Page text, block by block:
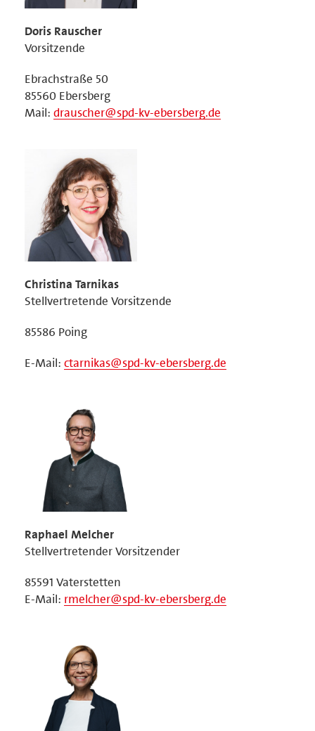
Doris Rauscher
Vorsitzende
Ebrachstraße 50
85560 Ebersberg
Mail: drauscher@spd-kv-ebersberg.de
Christina Tarnikas
Stellvertretende Vorsitzende
85586 Poing
E-Mail: ctarnikas@spd-kv-ebersberg.de
Raphael Melcher
Stellvertretender Vorsitzender
85591 Vaterstetten
E-Mail: rmelcher@spd-kv-ebersberg.de